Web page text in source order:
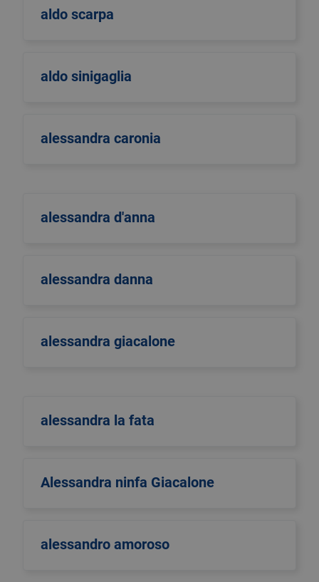
aldo scarpa
aldo sinigaglia
alessandra caronia
alessandra d'anna
alessandra danna
alessandra giacalone
alessandra la fata
Alessandra ninfa Giacalone
alessandro amoroso